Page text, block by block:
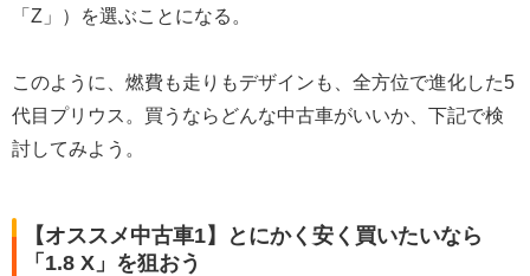
「Z」）を選ぶことになる。
このように、燃費も走りもデザインも、全方位で進化した5
代目プリウス。買うならどんな中古車がいいか、下記で検
討してみよう。
【オススメ中古車1】とにかく安く買いたいなら
「1.8 X」を狙おう